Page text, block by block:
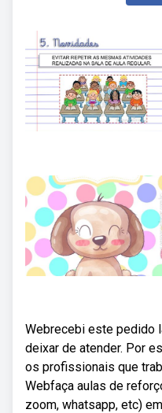
Webrecebi este pedido
deixar de atender. Por
os profissionais que
Webfaça aulas de
zoom, whatsapp, etc)